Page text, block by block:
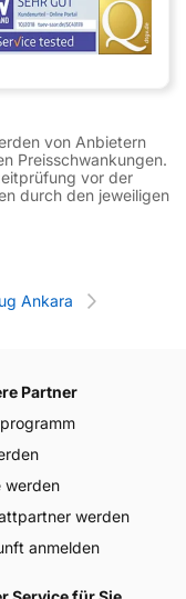
von Anbietern
Preisschwankungen.
vor der
durch den jeweiligen
Ankara
Partner
werden
werden
anmelden